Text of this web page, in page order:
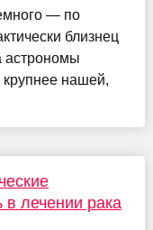
— по
близнец
астрономы
крупнее нашей,
лечении рака